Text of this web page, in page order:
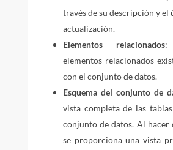
través de su descripción y
actualización.
Elementos relacionados:
elementos relacionados
con el conjunto de datos.
Esquema del conjunto de
vista completa de las
conjunto de datos. Al hacer
se proporciona una vista